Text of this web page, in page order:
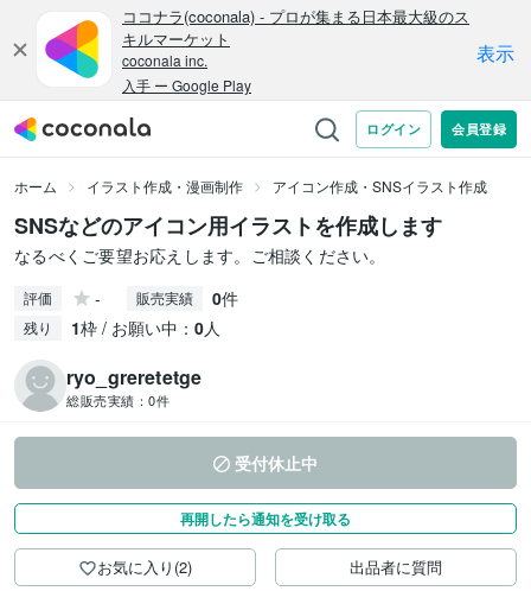
ホーム イラスト作成・漫画制作 アイコン作成・SNSイラスト作成
SNSなどのアイコン用イラストを作成します
なるべくご要望お応えします。ご相談ください。
評価 - 販売実績 0件
残り 1枠 / お願い中： 0人
ryo_greretetge
総販売実績： 0件
受付休止中
再開したら通知を受け取る
お気に入り(2) 出品者に質問